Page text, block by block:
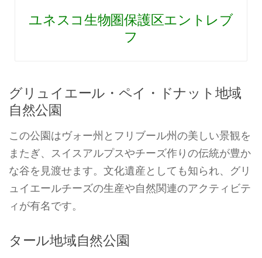
ユネスコ生物圏保護区エントレブ
フ
グリュイエール・ペイ・ドナット地域
自然公園
この公園はヴォー州とフリブール州の美しい景観を
またぎ、スイスアルプスやチーズ作りの伝統が豊か
な谷を見渡せます。文化遺産としても知られ、グリ
ュイエールチーズの生産や自然関連のアクティビテ
ィが有名です。
タール地域自然公園